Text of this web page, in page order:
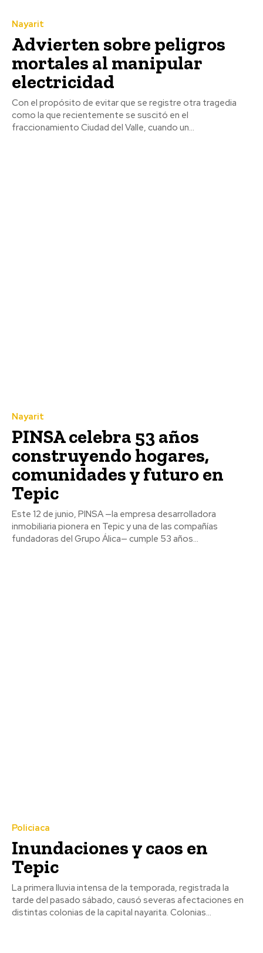
Nayarit
Advierten sobre peligros
mortales al manipular
electricidad
Con el propósito de evitar que se registre otra tragedia
como la que recientemente se suscitó en el
fraccionamiento Ciudad del Valle, cuando un...
Nayarit
PINSA celebra 53 años
construyendo hogares,
comunidades y futuro en
Tepic
Este 12 de junio, PINSA —la empresa desarrolladora
inmobiliaria pionera en Tepic y una de las compañías
fundadoras del Grupo Álica— cumple 53 años...
Policiaca
Inundaciones y caos en
Tepic
La primera lluvia intensa de la temporada, registrada la
tarde del pasado sábado, causó severas afectaciones en
distintas colonias de la capital nayarita. Colonias...